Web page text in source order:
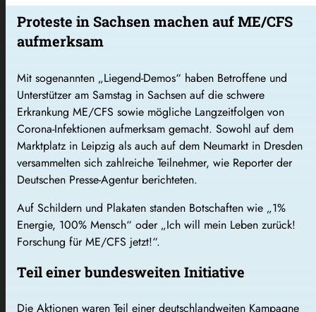
Proteste in Sachsen machen auf ME/CFS
aufmerksam
Mit sogenannten „Liegend-Demos“ haben Betroffene und
Unterstützer am Samstag in Sachsen auf die schwere
Erkrankung ME/CFS sowie mögliche Langzeitfolgen von
Corona-Infektionen aufmerksam gemacht. Sowohl auf dem
Marktplatz in Leipzig als auch auf dem Neumarkt in Dresden
versammelten sich zahlreiche Teilnehmer, wie Reporter der
Deutschen Presse-Agentur berichteten.
Auf Schildern und Plakaten standen Botschaften wie „1%
Energie, 100% Mensch“ oder „Ich will mein Leben zurück!
Forschung für ME/CFS jetzt!“.
Teil einer bundesweiten Initiative
Die Aktionen waren Teil einer deutschlandweiten Kampagne